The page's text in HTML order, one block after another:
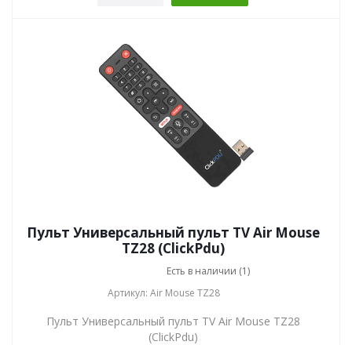
Пульт Универсальный пульт TV Air Mouse
TZ28 (ClickPdu)
Есть в наличии (1)
Артикул: Air Mouse TZ28
Пульт Универсальный пульт TV Air Mouse TZ28
(ClickPdu)